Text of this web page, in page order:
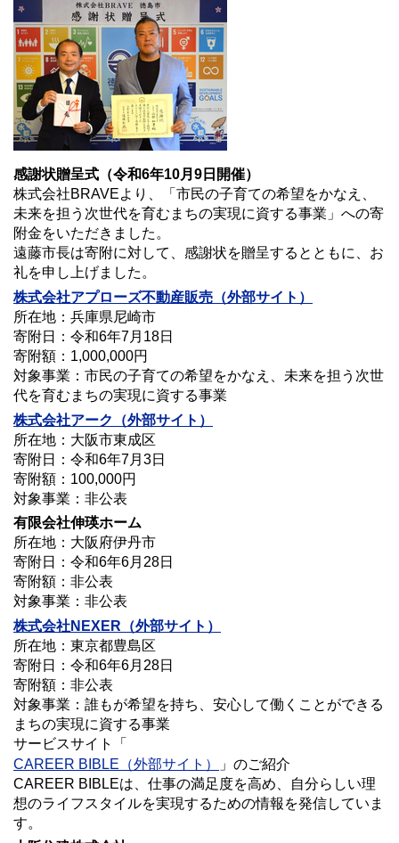
感謝状贈呈式（令和6年10月9日開催）
株式会社BRAVEより、「市民の子育ての希望をかなえ、
未来を担う次世代を育むまちの実現に資する事業」への寄
附金をいただきました。
遠藤市長は寄附に対して、感謝状を贈呈するとともに、お
礼を申し上げました。
株式会社アプローズ不動産販売（外部サイト）
所在地：兵庫県尼崎市
寄附日：令和6年7月18日
寄附額：1,000,000円
対象事業：市民の子育ての希望をかなえ、未来を担う次世
代を育むまちの実現に資する事業
株式会社アーク（外部サイト）
所在地：大阪市東成区
寄附日：令和6年7月3日
寄附額：100,000円
対象事業：非公表
有限会社伸瑛ホーム
所在地：大阪府伊丹市
寄附日：令和6年6月28日
寄附額：非公表
対象事業：非公表
株式会社NEXER （外部サイト）
所在地：東京都豊島区
寄附日：令和6年6月28日
寄附額：非公表
対象事業：誰もが希望を持ち、安心して働くことができる
まちの実現に資する事業
サービスサイト「
CAREER BIBLE（外部サイト）
」のご紹介
CAREER BIBLEは、仕事の満足度を高め、自分らしい理
想のライフスタイルを実現するための情報を発信していま
す。